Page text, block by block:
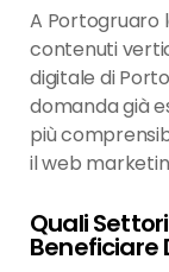
A Portogruaro
contenuti
digitale di
domanda già
più
il web
Quali
Beneficiare